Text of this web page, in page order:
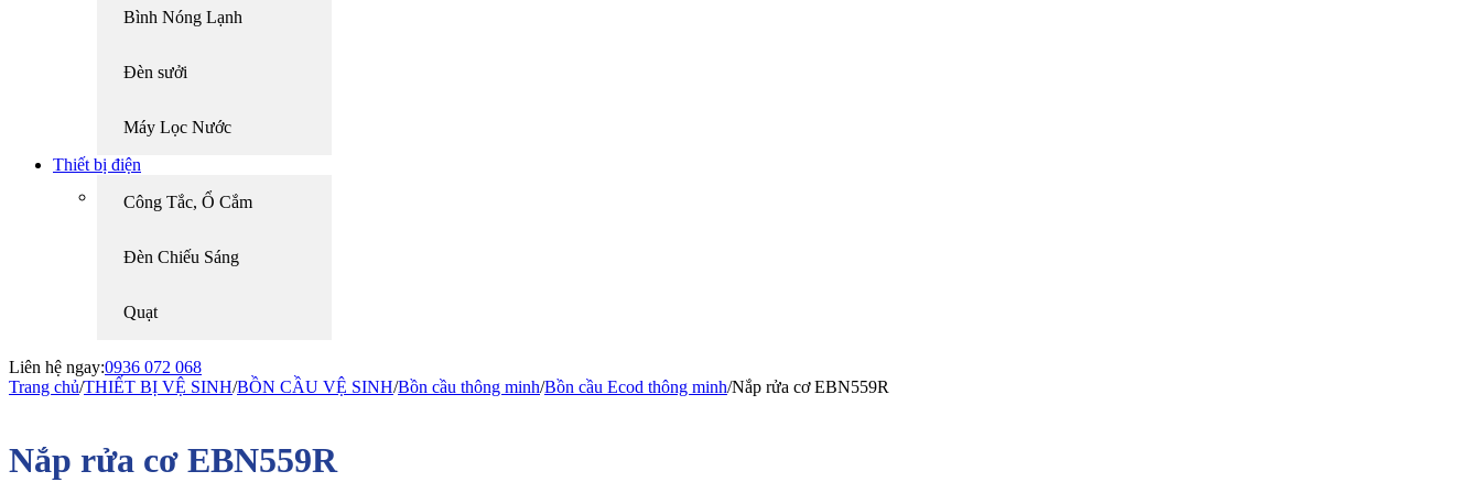
Bình Nóng Lạnh
Đèn sưởi
Máy Lọc Nước
Thiết bị điện
Công Tắc, Ổ Cắm
Đèn Chiếu Sáng
Quạt
Liên hệ ngay:0936 072 068
Trang chủ/THIẾT BỊ VỆ SINH/BỒN CẦU VỆ SINH/Bồn cầu thông minh/Bồn cầu Ecod thông minh/Nắp rửa cơ EBN559R
Nắp rửa cơ EBN559R